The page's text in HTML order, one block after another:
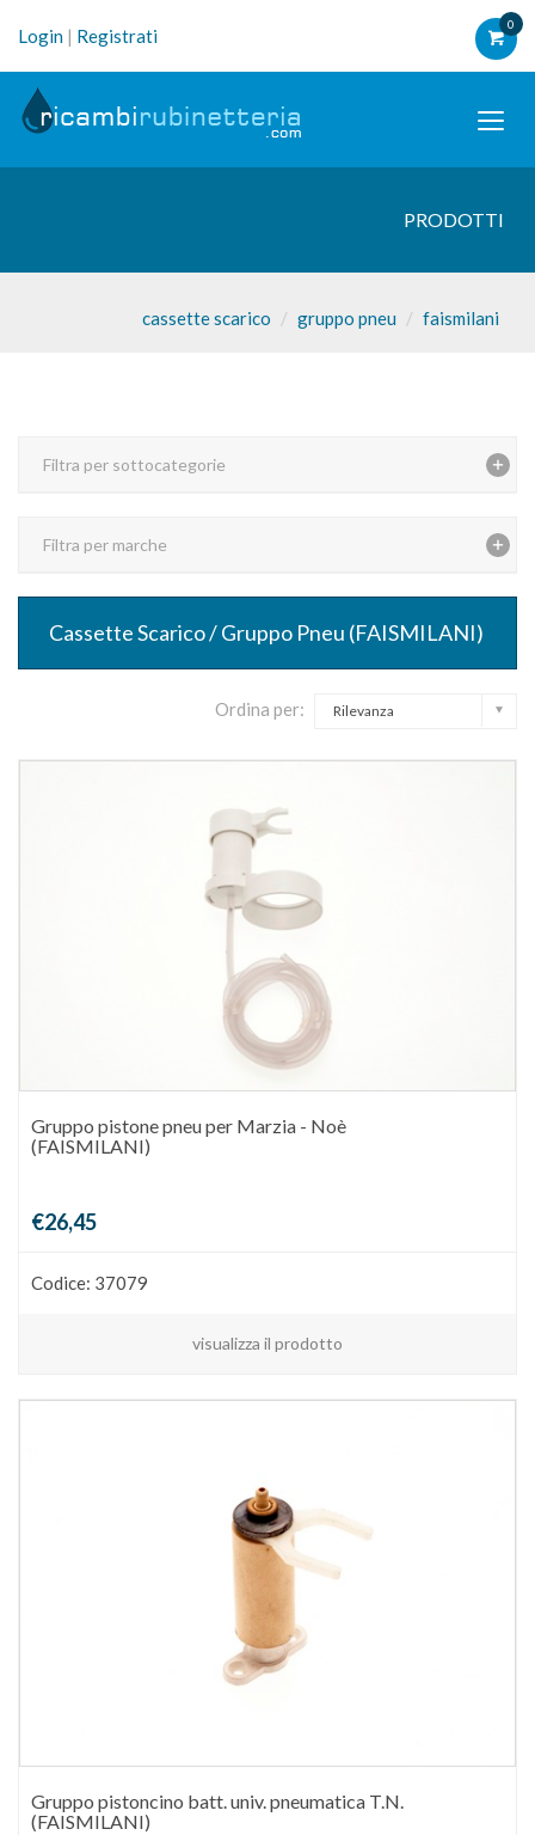
Login | Registrati
0
PRODOTTI
cassette scarico gruppo pneu faismilani
Filtra per sottocategorie
Filtra per marche
Cassette Scarico / Gruppo Pneu (FAISMILANI)
Ordina per: Rilevanza
Gruppo pistone pneu per Marzia - Noè
(FAISMILANI)
€26,45
Codice: 37079
visualizza il prodotto
Gruppo pistoncino batt. univ. pneumatica T.N.
(FAISMILANI)